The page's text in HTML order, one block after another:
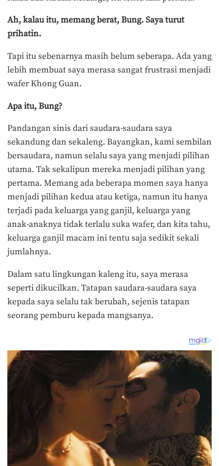
Ah, kalau itu, memang berat, Bung. Saya turut
prihatin.
Tapi itu sebenarnya masih belum seberapa. Ada yang
lebih membuat saya merasa sangat frustrasi menjadi
wafer Khong Guan.
Apa itu, Bung?
Pandangan sinis dari saudara-saudara saya
sekandung dan sekaleng. Bayangkan, kami sembilan
bersaudara, namun selalu saya yang menjadi pilihan
utama. Tak sekalipun mereka menjadi pilihan yang
pertama. Memang ada beberapa momen saya hanya
menjadi pilihan kedua atau ketiga, namun itu hanya
terjadi pada keluarga yang ganjil, keluarga yang
anak-anaknya tidak terlalu suka wafer, dan kita tahu,
keluarga ganjil macam ini tentu saja sedikit sekali
jumlahnya.
Dalam satu lingkungan kaleng itu, saya merasa
seperti dikucilkan. Tatapan saudara-saudara saya
kepada saya selalu tak berubah, sejenis tatapan
seorang pemburu kepada mangsanya.